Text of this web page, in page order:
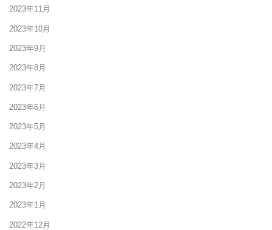
2023年11月
2023年10月
2023年9月
2023年8月
2023年7月
2023年6月
2023年5月
2023年4月
2023年3月
2023年2月
2023年1月
2022年12月